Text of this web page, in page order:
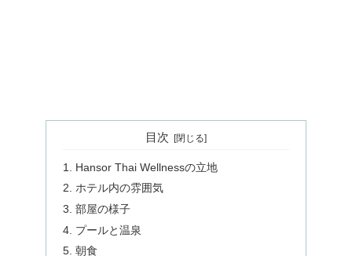
目次
Hansor Thai Wellnessの立地
ホテル内の雰囲気
部屋の様子
プールと温泉
朝食